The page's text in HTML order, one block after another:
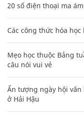
20 số điện thoại ma
Các công thức hóa
Mẹo học thuộc Bảng
câu nói vui vẻ
Ấn tượng ngày hội
ở Hải Hậu